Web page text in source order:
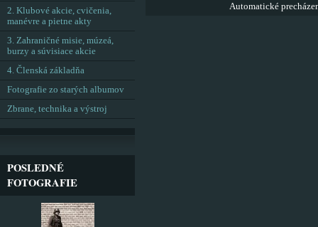
Automatické
2. Klubové akcie, cvičenia,
manévre a pietne akty
3. Zahraničné misie, múzeá,
burzy a súvisiace akcie
4. Členská základňa
Fotografie zo starých albumov
Zbrane, technika a výstroj
POSLEDNÉ
FOTOGRAFIE